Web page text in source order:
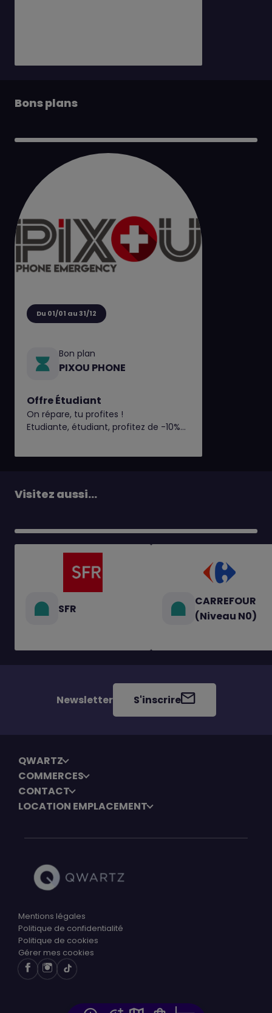
Bons plans
Du 01/01 au 31/12
Bon plan
PIXOU PHONE
Offre Étudiant
On répare, tu profites !
Etudiante, étudiant, profitez de -10%
Visitez aussi...
SFR
CARREFOUR
(Niveau N0)
Newsletter S'inscrire
QWARTZ
COMMERCES
CONTACT
LOCATION EMPLACEMENT
Mentions légales
Politique de confidentialité
Politique de cookies
Gérer mes cookies